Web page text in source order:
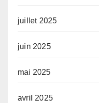
juillet 2025
juin 2025
mai 2025
avril 2025